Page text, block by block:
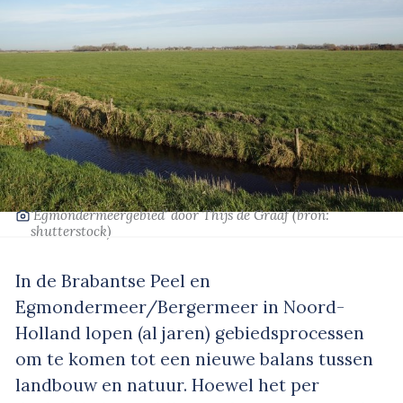
‘Egmondermeergebied’door Thijs de Graaf(bron:
shutterstock)
In de Brabantse Peel en
Egmondermeer/Bergermeer in Noord-
Holland lopen (al jaren) gebiedsprocessen
om te komen tot een nieuwe balans tussen
landbouw en natuur. Hoewel het per